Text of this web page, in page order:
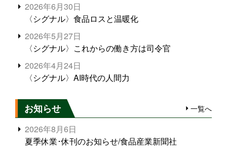
2026年6月30日
〈シグナル〉食品ロスと温暖化
2026年5月27日
〈シグナル〉これからの働き方は司令官
2026年4月24日
〈シグナル〉AI時代の人間力
お知らせ 一覧へ
2026年8月6日
夏季休業･休刊のお知らせ/食品産業新聞社